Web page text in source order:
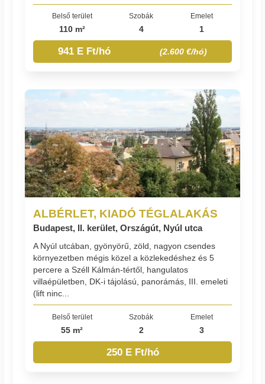
Belső terület
110 m²
Szobák
4
Emelet
1
941 E Ft/hó (2.600 €/hó)
ALBÉRLET, KIADÓ TÉGLALAKÁS
Budapest, II. kerület, Országút, Nyúl utca
A Nyúl utcában, gyönyörű, zöld, nagyon csendes
környezetben mégis közel a közlekedéshez és 5
percere a Széll Kálmán-tértől, hangulatos
villaépületben, DK-i tájolású, panorámás, III. emeleti
(lift ninc...
Belső terület
55 m²
Szobák
2
Emelet
3
250 E Ft/hó